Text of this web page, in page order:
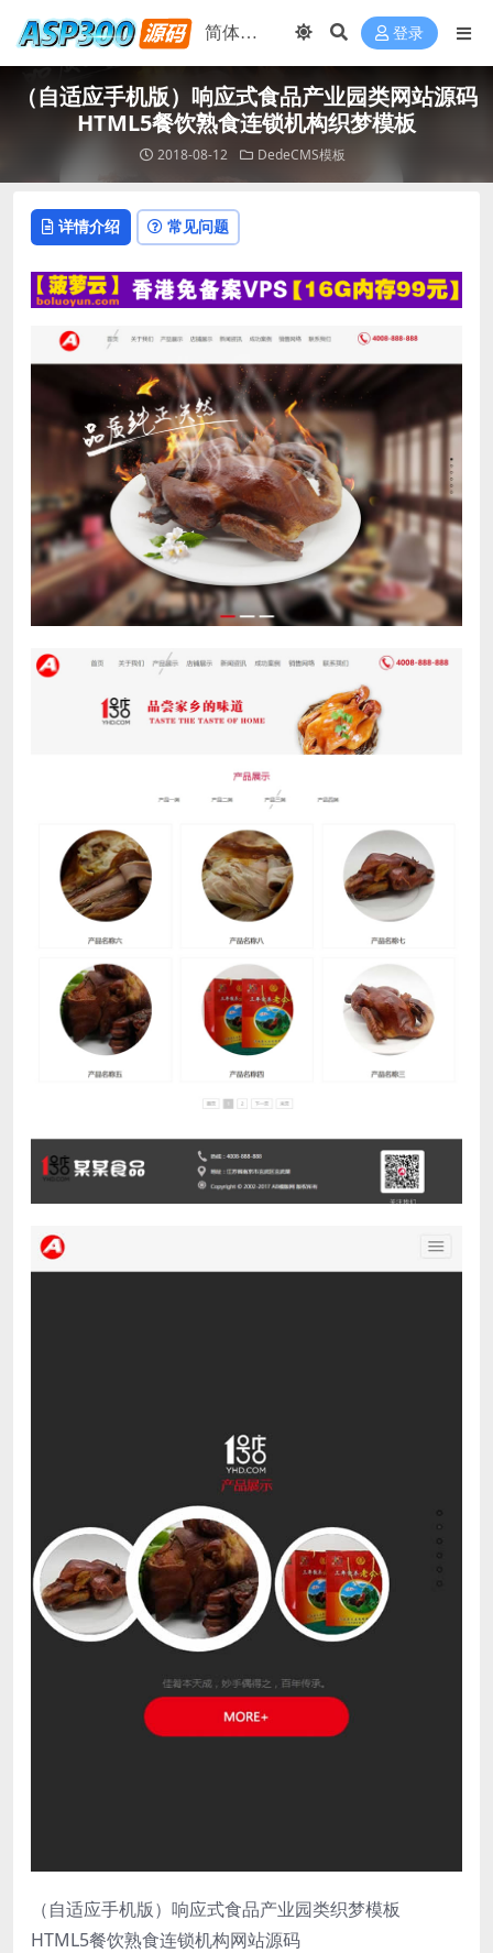
登录
（自适应手机版）响应式食品产业园类网站源码
HTML5餐饮熟食连锁机构织梦模板
2018-08-12 DedeCMS模板
详情介绍 常见问题
（自适应手机版）响应式食品产业园类织梦模板
HTML5餐饮熟食连锁机构网站源码